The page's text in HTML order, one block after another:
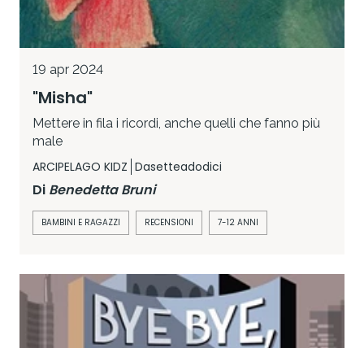
19 apr 2024
"Misha"
Mettere in fila i ricordi, anche quelli che fanno più
male
ARCIPELAGO KIDZ Dasetteadodici
Di Benedetta Bruni
BAMBINI E RAGAZZI RECENSIONI 7-12 ANNI